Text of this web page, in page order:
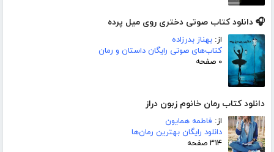
🎧 دانلود کتاب صوتی دختری روی میل پرده
از: بهناز بدرزاده
کتاب‌های صوتی رایگان داستان و رمان
۰ صفحه
دانلود کتاب رمان خانوم زبون دراز
از: فاطمه همایون
دانلود رایگان بهترین رمان‌ها
۳۱۴ صفحه